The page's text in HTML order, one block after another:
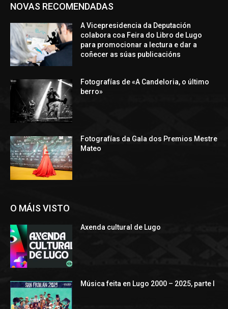
NOVAS RECOMENDADAS
A Vicepresidencia da Deputación
colabora coa Feira do Libro de Lugo
para promocionar a lectura e dar a
coñecer as súas publicacións
Fotografías de «A Candeloria, o último
berro»
Fotografías da Gala dos Premios Mestre
Mateo
O MÁIS VISTO
Axenda cultural de Lugo
Música feita en Lugo 2000 – 2025, parte I